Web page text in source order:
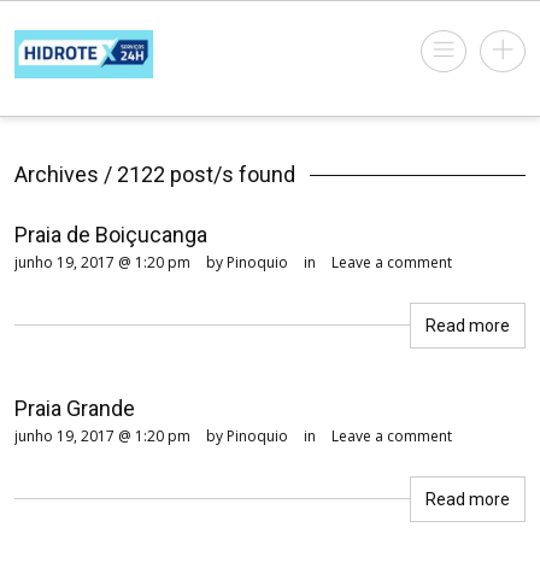
Archives / 2122 post/s found
Praia de Boiçucanga
junho 19, 2017 @ 1:20 pm by Pinoquio in Leave a comment
Read more
Praia Grande
junho 19, 2017 @ 1:20 pm by Pinoquio in Leave a comment
Read more